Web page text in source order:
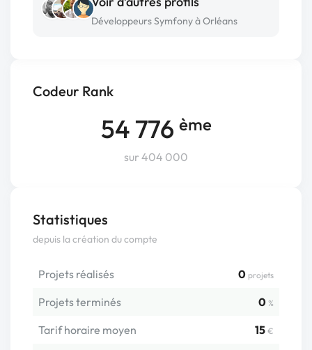
Codeur Rank
54 776 ème
sur 404 000
Statistiques
depuis la création du compte
Projets réalisés 0 projets
Projets terminés 0 %
Tarif horaire moyen 15 €
Développeurs Symfony à Orléans